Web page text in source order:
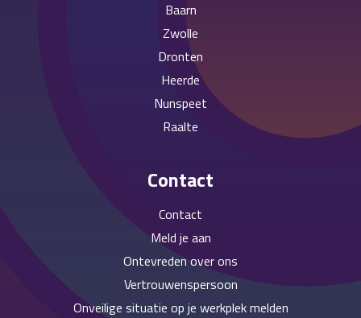
Baarn
Zwolle
Dronten
Heerde
Nunspeet
Raalte
Contact
Contact
Meld je aan
Ontevreden over ons
Vertrouwenspersoon
Onveilige situatie op je werkplek melden